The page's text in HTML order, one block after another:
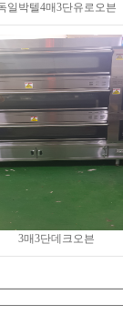
일박텔4매3단유로오븐
3매3단데크오븐